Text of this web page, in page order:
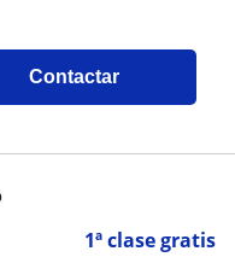
Contactar
1ª clase gratis